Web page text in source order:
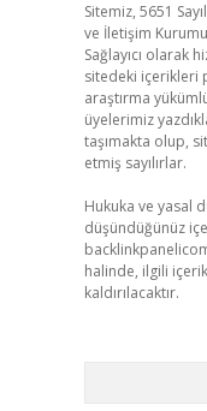
Sitemiz, 5651
ve İletişim
Sağlayıcı olarak
sitedeki içerikleri
araştırma
üyelerimiz
taşımakta olup,
etmiş sayılırlar.
Hukuka ve yasal
düşündüğünüz
halinde, ilgili
kaldırılacaktır.